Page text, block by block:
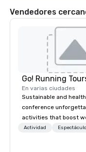
Vendedores
Go! Running
En varias ciudades
Sustainable and
conference
activities that boost
lower carbon
Actividad